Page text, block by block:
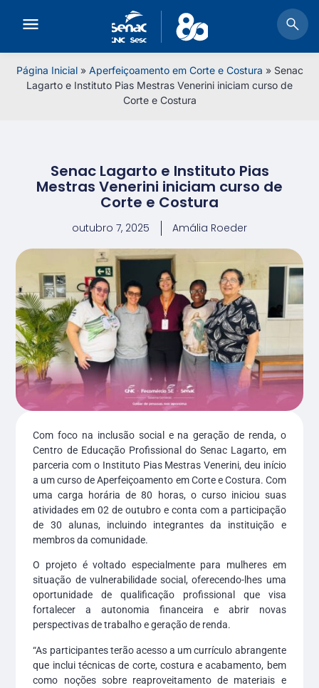
Página Inicial» Aperfeiçoamento em Corte e Costura » Senac
Lagarto e Instituto Pias Mestras Venerini iniciam curso de
Corte e Costura
Senac Lagarto e Instituto Pias
Mestras Venerini iniciam curso de
Corte e Costura
outubro 7, 2025 Amália Roeder
Com foco na inclusão social e na geração de renda, o
Centro de Educação Profissional do Senac Lagarto, em
parceria com o Instituto Pias Mestras Venerini, deu início
a um curso de Aperfeiçoamento em Corte e Costura. Com
uma carga horária de 80 horas, o curso iniciou suas
atividades em 02 de outubro e conta com a participação
de 30 alunas, incluindo integrantes da instituição e
membros da comunidade.
O projeto é voltado especialmente para mulheres em
situação de vulnerabilidade social, oferecendo-lhes uma
oportunidade de qualificação profissional que visa
fortalecer a autonomia financeira e abrir novas
perspectivas de trabalho e geração de renda.
“As participantes terão acesso a um currículo abrangente
que inclui técnicas de corte, costura e acabamento, bem
como noções sobre reaproveitamento de materiais e